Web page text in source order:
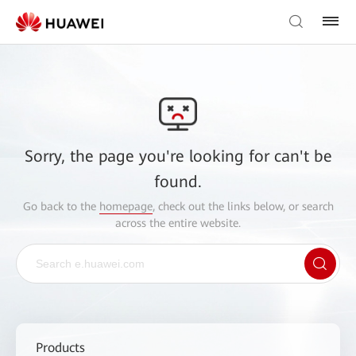
Sorry, the page you're looking for can't be
found.
Go back to the homepage, check out the links below, or search
across the entire website.
Products